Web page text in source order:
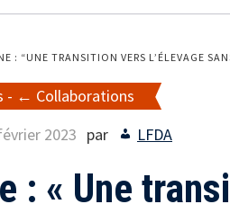
: “UNE TRANSITION VERS L’ÉLEVAGE
-
Collaborations
2023 par LFDA
: « Une